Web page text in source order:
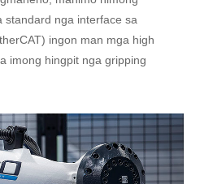
standard nga interface sa
ingon man mga high
imong hingpit nga gripping